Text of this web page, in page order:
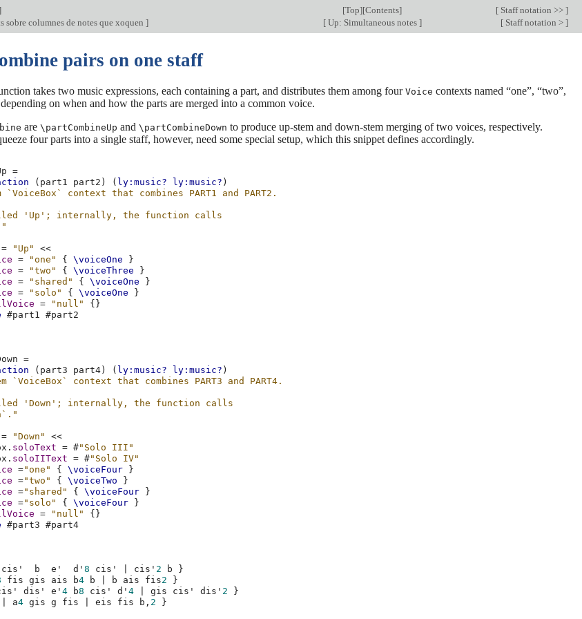
[Top][Contents] [ Staff notation >> ]
sobre columnes de notes que xoquen ] [Up: Simultaneous notes ] [ Staff notation > ]
pairs on one staff
takes two music expressions, each containing a part, and distributes them among four Voice contexts named “one”, “two”,
on when and how the parts are merged into a common voice.
are \partCombineUp and \partCombineDown to produce up-stem and down-stem merging of two voices, respectively.
four parts into a single staff, however, need some special setup, which this snippet defines accordingly.
=
( part1 part2 ) ( ly:music? ly:music? )
`VoiceBox` context that combines PART1 and PART2.
'Up'; internally, the function calls
= "Up"
<<
= "one" { \voiceOne
}
= "two" { \voiceThree
}
= "shared" { \voiceOne
}
= "solo" { \voiceOne
}
= "null"
{}
#part1 #part2
=
( part3 part4 ) ( ly:music? ly:music? )
`VoiceBox` context that combines PART3 and PART4.
'Down'; internally, the function calls
= "Down"
<<
. soloText = #"Solo III"
. soloIIText = #"Solo IV"
="one" { \voiceFour
}
="two" { \voiceTwo
}
="shared" { \voiceFour
}
="solo" { \voiceFour
}
= "null"
{}
#part3 #part4
cis' b e' d'8 cis' cis' 2 b
}
fis gis ais b4 b b ais fis2
}
dis' e'4 b8 cis' d'4 gis cis' dis' 2
}
a4 gis g fis eis fis b, 2 }